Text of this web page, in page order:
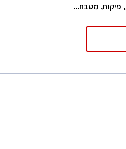
פיקוח, מטבח...